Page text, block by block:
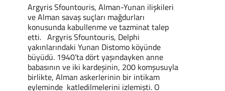
Argyris Sfountouris, Alman-Yunan ilişkileri
ve Alman savaş suçları mağdurları
konusunda kabullenme ve tazminat talep
etti. Argyris Sfountouris, Delphi
yakınlarındaki Yunan Distomo köyünde
büyüdü. 1940’ta dört yaşındayken anne
babasının ve iki kardeşinin, 200 komşusuyla
birlikte, Alman askerlerinin bir intikam
eyleminde katledilmelerini izlemişti. O